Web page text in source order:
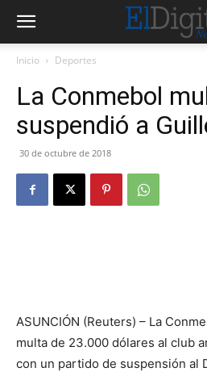
Inicio Deportes
La Conmebol
suspendió a
30 de octubre de 2018
ASUNCIÓN (Reuters) – La
multa de 23.000 dólares al club
con un partido de suspensión al